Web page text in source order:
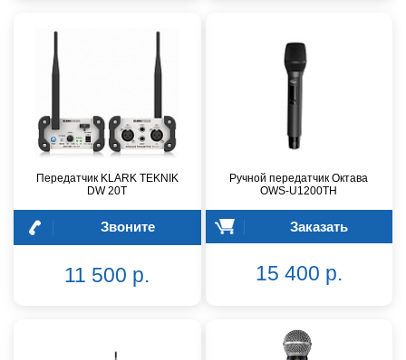
Передатчик KLARK TEKNIK
DW 20T
Звоните
11 500 р.
Ручной передатчик Октава
OWS-U1200TH
Заказать
15 400 р.